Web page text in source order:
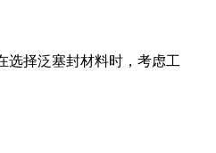
选择泛塞封材料时，考虑工